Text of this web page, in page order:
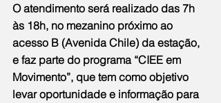
O atendimento será realizado das 7h
às 18h, no mezanino próximo ao
acesso B (Avenida Chile) da estação,
e faz parte do programa “CIEE em
Movimento”, que tem como objetivo
levar oportunidade e informação para